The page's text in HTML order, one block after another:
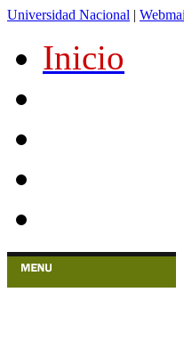
Universidad Nacional |
Inicio